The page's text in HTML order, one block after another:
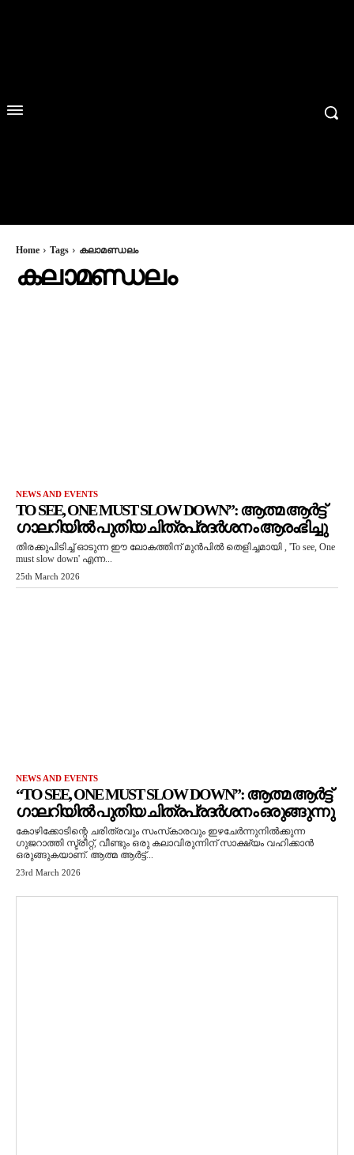
Home Tags കലാമണ്ഡലം
കലാമണ്ഡലം
NEWS AND EVENTS
TO SEE, ONE MUST SLOW DOWN”: ആത്മ ആർട്ട്
ഗാലറിയിൽ പുതിയ ചിത്രപ്രദർശനം ആരംഭിച്ചു
തിരക്കുപിടിച്ച് ഓടുന്ന ഈ ലോകത്തിന് മുൻപിൽ തെളിച്ചമായി , 'To see, One
must slow down' എന്ന...
25th March 2026
NEWS AND EVENTS
“TO SEE, ONE MUST SLOW DOWN”: ആത്മ ആർട്ട്
ഗാലറിയിൽ പുതിയ ചിത്രപ്രദർശനം ഒരുങ്ങുന്നു
കോഴിക്കോടിന്റെ ചരിത്രവും സംസ്‌കാരവും ഇഴചേർന്നുനിൽക്കുന്ന
ഗുജറാത്തി സ്ട്രീറ്റ്, വീണ്ടും ഒരു കലാവിരുന്നിന് സാക്ഷ്യം വഹിക്കാൻ
ഒരുങ്ങുകയാണ്. ആത്മ ആർട്ട്...
23rd March 2026